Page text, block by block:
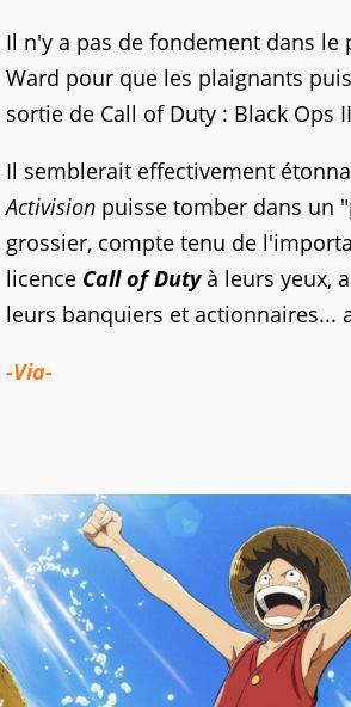
Il n'y a pas de fondement dans le
Ward pour que les plaignants
sortie de Call of Duty : Black Ops
Il semblerait effectivement
Activision puisse tomber dans un
grossier, compte tenu de
licence Call of Dutyà leurs yeux,
leurs banquiers et actionnaires...
-Via-